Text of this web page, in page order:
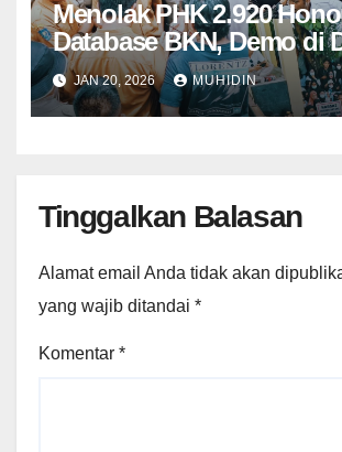
Menolak PHK 2.920
Database BKN, Demo di
Berujung Ricuh
JAN 20, 2026 MUHIDIN
Tinggalkan Balasan
Alamat email Anda tidak akan
yang wajib ditandai *
Komentar *